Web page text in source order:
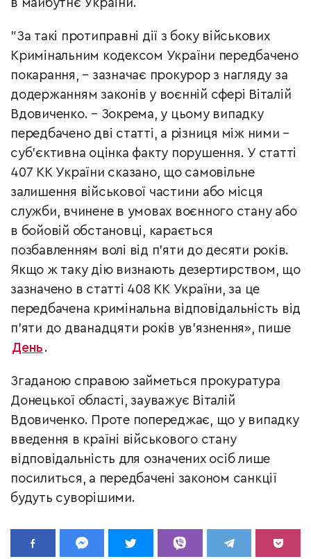
в майбутнє України.
"За такі протиправні дії з боку військових
Кримінальним кодексом України передбачено
покарання, –​ зазначає прокурор з нагляду за
додержанням законів у воєнній сфері Віталій
Вдовиченко. – Зокрема, у цьому випадку
передбачено дві статті, а різниця між ними –
суб’єктивна оцінка факту порушення. У статті
407 КК України сказано, що самовільне
залишення військової частини або місця
служби, вчинене в умовах воєнного стану або
в бойовій обстановці, карається
позбавленням волі від п’яти до десяти років.
Якщо ж таку дію визнають дезертирством, що
зазначено в статті 408 КК України, за це
передбачена кримінальна відповідальність від
п’яти до дванадцяти років ув’язнення», пише
День .
Згаданою справою займеться прокуратура
Донецької області, зауважує Віталій
Вдовиченко. Проте попереджає, що у випадку
введення в країні військового стану
відповідальність для означених осіб лише
посилиться, а передбачені законом санкції
будуть суворішими.